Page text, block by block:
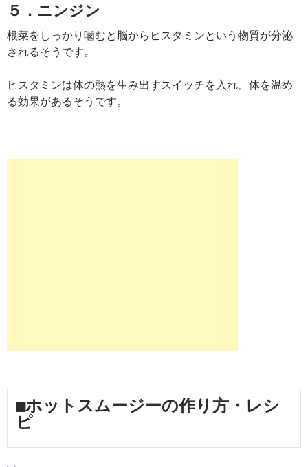
５．ニンジン
根菜をしっかり噛むと脳からヒスタミンという物質が分泌
されるそうです。
ヒスタミンは体の熱を生み出すスイッチを入れ、体を温め
る効果があるそうです。
■ホットスムージーの作り方・レシ
ピ